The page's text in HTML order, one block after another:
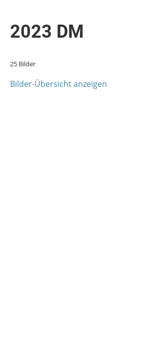
2023 DM
25 Bilder
Bilder-Übersicht anzeigen